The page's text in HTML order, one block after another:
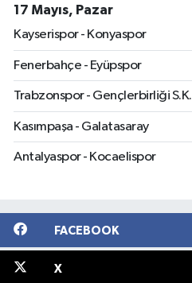
17 Mayıs, Pazar
Kayserispor - Konyaspor
Fenerbahçe - Eyüpspor
Trabzonspor - Gençlerbirliği S.K.
Kasımpaşa - Galatasaray
Antalyaspor - Kocaelispor
FACEBOOK
X